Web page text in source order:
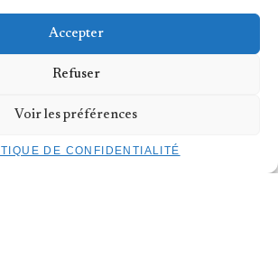
Accepter
Refuser
Voir les préférences
DE CONFIDENTIALITÉ
chorégraphiques de – 30
Luxembourg
SUR RÉSERVATION